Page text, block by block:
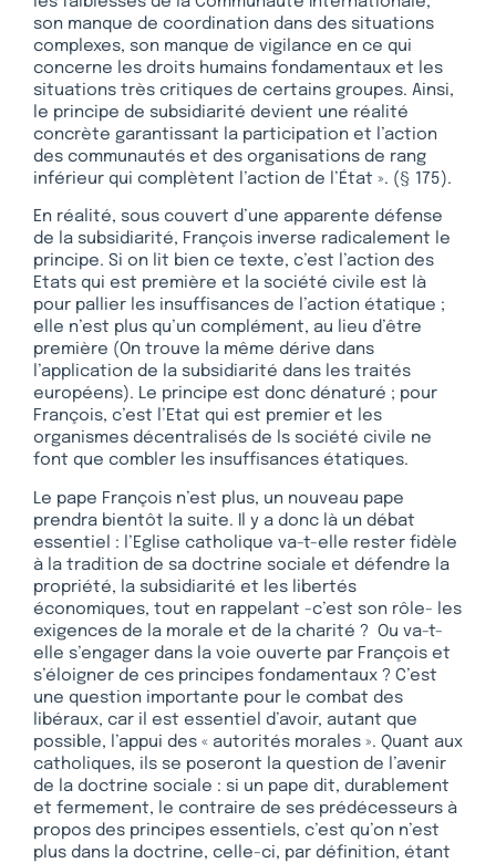
son manque de coordination dans des situations
complexes, son manque de vigilance en ce qui
concerne les droits humains fondamentaux et les
situations très critiques de certains groupes. Ainsi,
le principe de subsidiarité devient une réalité
concrète garantissant la participation et l’action
des communautés et des organisations de rang
inférieur qui complètent l’action de l’État ». (§ 175).
En réalité, sous couvert d’une apparente défense
de la subsidiarité, François inverse radicalement le
principe. Si on lit bien ce texte, c’est l’action des
Etats qui est première et la société civile est là
pour pallier les insuffisances de l’action étatique ;
elle n’est plus qu’un complément, au lieu d’être
première (On trouve la même dérive dans
l’application de la subsidiarité dans les traités
européens). Le principe est donc dénaturé ; pour
François, c’est l’Etat qui est premier et les
organismes décentralisés de ls société civile ne
font que combler les insuffisances étatiques.
Le pape François n’est plus, un nouveau pape
prendra bientôt la suite. Il y a donc là un débat
essentiel : l’Eglise catholique va-t-elle rester fidèle
à la tradition de sa doctrine sociale et défendre la
propriété, la subsidiarité et les libertés
économiques, tout en rappelant -c’est son rôle- les
exigences de la morale et de la charité ? Ou va-t-
elle s’engager dans la voie ouverte par François et
s’éloigner de ces principes fondamentaux ? C’est
une question importante pour le combat des
libéraux, car il est essentiel d’avoir, autant que
possible, l’appui des « autorités morales ». Quant aux
catholiques, ils se poseront la question de l’avenir
de la doctrine sociale : si un pape dit, durablement
et fermement, le contraire de ses prédécesseurs à
propos des principes essentiels, c’est qu’on n’est
plus dans la doctrine, celle-ci, par définition, étant